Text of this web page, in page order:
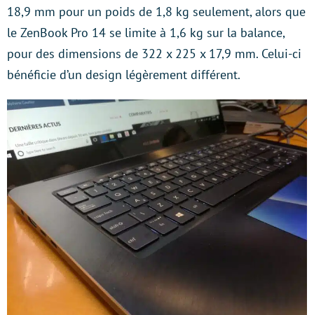
18,9 mm pour un poids de 1,8 kg seulement, alors que
le ZenBook Pro 14 se limite à 1,6 kg sur la balance,
pour des dimensions de 322 x 225 x 17,9 mm. Celui-ci
bénéficie d’un design légèrement différent.